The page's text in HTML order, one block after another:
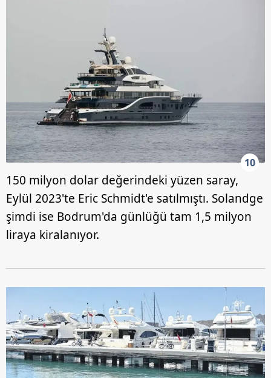
10
150 milyon dolar değerindeki yüzen saray,
Eylül 2023'te Eric Schmidt'e satılmıştı. Solandge
şimdi ise Bodrum'da günlüğü tam 1,5 milyon
liraya kiralanıyor.